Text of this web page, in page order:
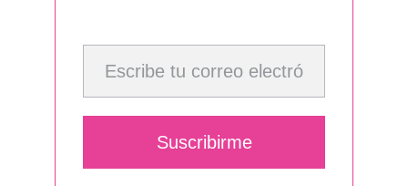
Escribe tu correo electrónico…
Suscribirme